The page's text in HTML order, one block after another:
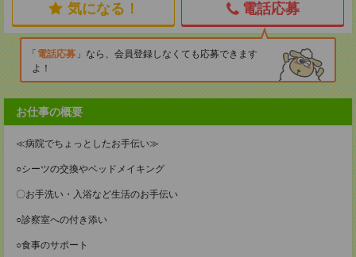
気になる！ 電話応募
電話応募
なら、会員登録しなくても応募できます
よ！
お仕事の概要
≪病院でちょっとしたお手伝い≫
○シーツの交換やベッドメイキング
〇お手洗い・入浴など生活のお手伝い
○診察室への付き添い
○食事のサポート